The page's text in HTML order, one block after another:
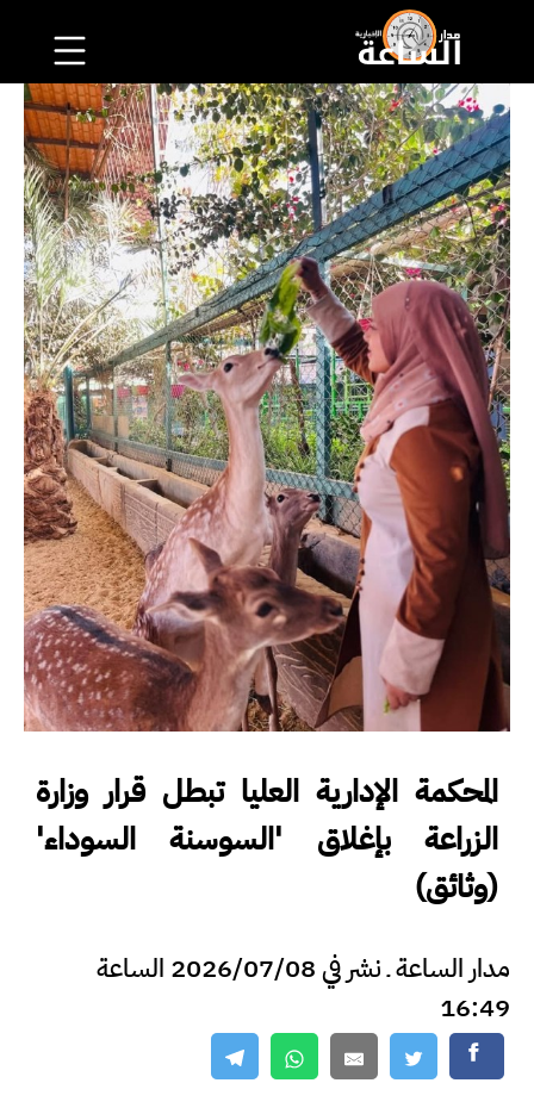
المحكمة الإدارية العليا تبطل قرار وزارة
الزراعة بإغلاق 'السوسنة السوداء'
(وثائق)
مدار الساعة ـ نشر في 2026/07/08 الساعة
16:49